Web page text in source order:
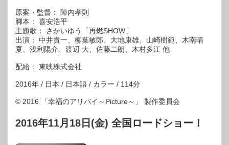
原案・監督： 陣内孝則
脚本： 喜安浩平
主題歌： さかいゆう「再燃SHOW」
出演： 中井貴一、柳葉敏郎、大地康雄、山崎樹範、木南晴
夏、浅利陽介、渡辺 大、佐藤二朗、木村多江 他
配給： 東映株式会社
2016年 / 日本 / 日本語 / カラー / 114分
© 2016 「幸福のアリバイ～Picture～」 製作委員会
2016年11月18日(金) 全国ロードショー！